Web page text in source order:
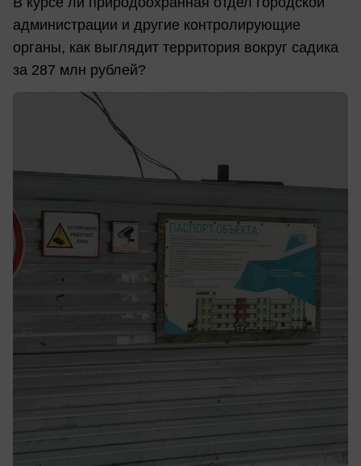
администрации и другие контролирующие
органы, как выглядит территория вокруг садика
за 287 млн рублей?